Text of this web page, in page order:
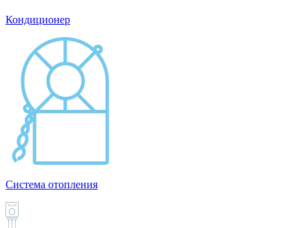
Кондиционер
Система отопления